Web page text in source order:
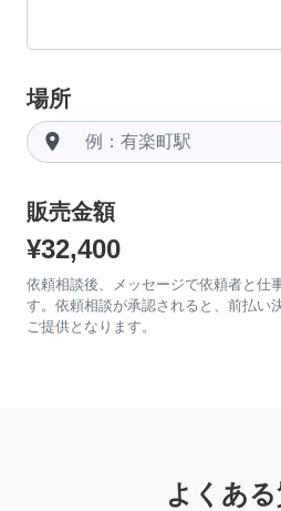
場所
room
販売金額
¥32,400
依頼相談後、メッセージで依頼者と仕
す。依頼相談が承認されると、前払
ご提供となります。
よくある